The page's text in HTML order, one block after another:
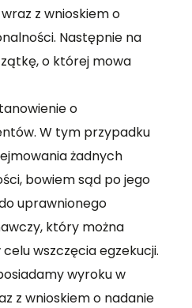
z wnioskiem o
Następnie na
o której mowa
o
W tym przypadku
żadnych
bowiem sąd po jego
uprawnionego
który można
wszczęcia egzekucji.
wyroku w
z wnioskiem o nadanie